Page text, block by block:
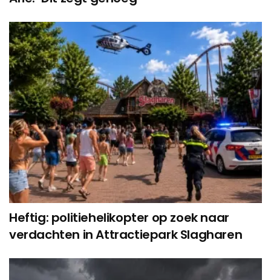
Heftig: politiehelikopter op zoek naar
verdachten in Attractiepark Slagharen